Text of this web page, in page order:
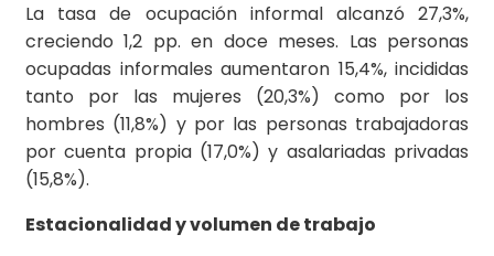
La tasa de ocupación informal alcanzó 27,3%,
creciendo 1,2 pp. en doce meses. Las personas
ocupadas informales aumentaron 15,4%, incididas
tanto por las mujeres (20,3%) como por los
hombres (11,8%) y por las personas trabajadoras
por cuenta propia (17,0%) y asalariadas privadas
(15,8%).
Estacionalidad y volumen de trabajo